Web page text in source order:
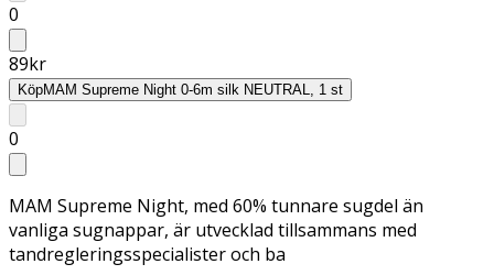
0
89kr
KöpMAM Supreme Night 0-6m silk NEUTRAL, 1 st
0
MAM Supreme Night, med 60% tunnare sugdel än
vanliga sugnappar, är utvecklad tillsammans med
tandregleringsspecialister och ba